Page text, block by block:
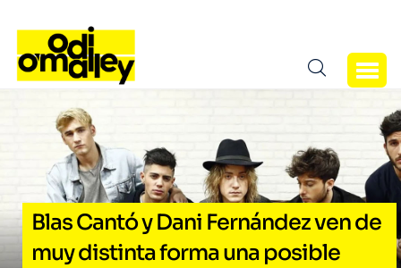
Blas Cantó y Dani Fernández ven de
muy distinta forma una posible